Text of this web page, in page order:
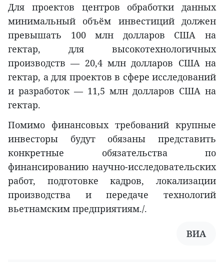
Для проектов центров обработки данных
минимальный объём инвестиций должен
превышать 100 млн долларов США на
гектар, для высокотехнологичных
производств — 20,4 млн долларов США на
гектар, а для проектов в сфере исследований
и разработок — 11,5 млн долларов США на
гектар.
Помимо финансовых требований крупные
инвесторы будут обязаны представить
конкретные обязательства по
финансированию научно-исследовательских
работ, подготовке кадров, локализации
производства и передаче технологий
вьетнамским предприятиям./.
ВИА